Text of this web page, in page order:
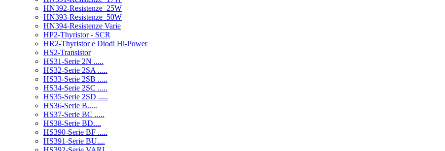
HN392-Resistenze_25W
HN393-Resistenze_50W
HN394-Resistenze Varie
HP2-Thyristor - SCR
HR2-Thyristor e Diodi Hi-Power
HS2-Transistor
HS31-Serie 2N .....
HS32-Serie 2SA .....
HS33-Serie 2SB .....
HS34-Serie 2SC .....
HS35-Serie 2SD .....
HS36-Serie B.....
HS37-Serie BC .....
HS38-Serie BD....
HS390-Serie BF .....
HS391-Serie BU....